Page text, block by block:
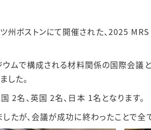
州ボストンにて開催された、2025
ムで構成される材料関係の国際会議と
した。
名、英国 2名、日本 1名となります。
が、会議が成功に終わったことで全